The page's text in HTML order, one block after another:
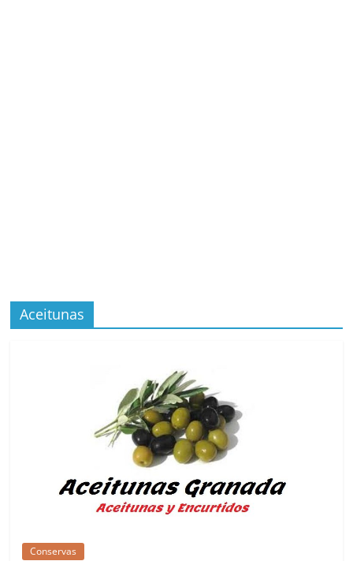
Aceitunas
Conservas